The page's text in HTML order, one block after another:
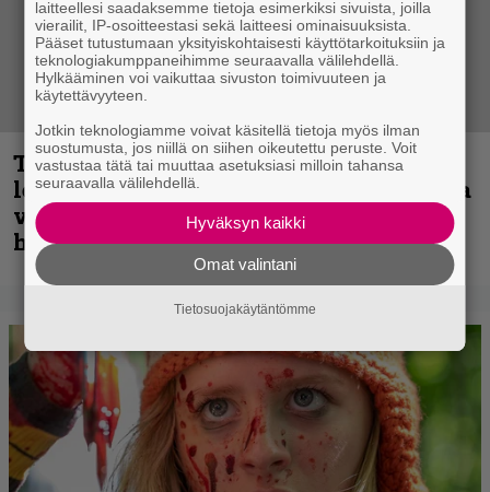
Thrash ’n’ roll -yhtye Madred ryydittää
levyjulkaisua keikkareissulla kuvatulla
videolla – ”Oltiin pakussa kusihädässä
helvetin väsyneenä…”
laitteellesi saadaksemme tietoja esimerkiksi sivuista, joilla
vierailit, IP-osoitteestasi sekä laitteesi ominaisuuksista.
Pääset tutustumaan yksityiskohtaisesti käyttötarkoituksiin ja
teknologiakumppaneihimme seuraavalla välilehdellä.
Hylkääminen voi vaikuttaa sivuston toimivuuteen ja
käytettävyyteen.
Jotkin teknologiamme voivat käsitellä tietoja myös ilman
suostumusta, jos niillä on siihen oikeutettu peruste. Voit
vastustaa tätä tai muuttaa asetuksiasi milloin tahansa
seuraavalla välilehdellä.
Hyväksyn kaikki
Omat valintani
Tietosuojakäytäntömme